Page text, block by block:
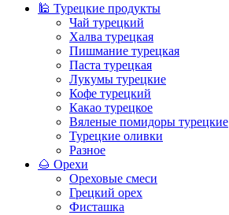
🕌 Турецкие продукты
Чай турецкий
Халва турецкая
Пишмание турецкая
Паста турецкая
Лукумы турецкие
Кофе турецкий
Какао турецкое
Вяленые помидоры турецкие
Турецкие оливки
Разное
🌰 Орехи
Ореховые смеси
Грецкий орех
Фисташка